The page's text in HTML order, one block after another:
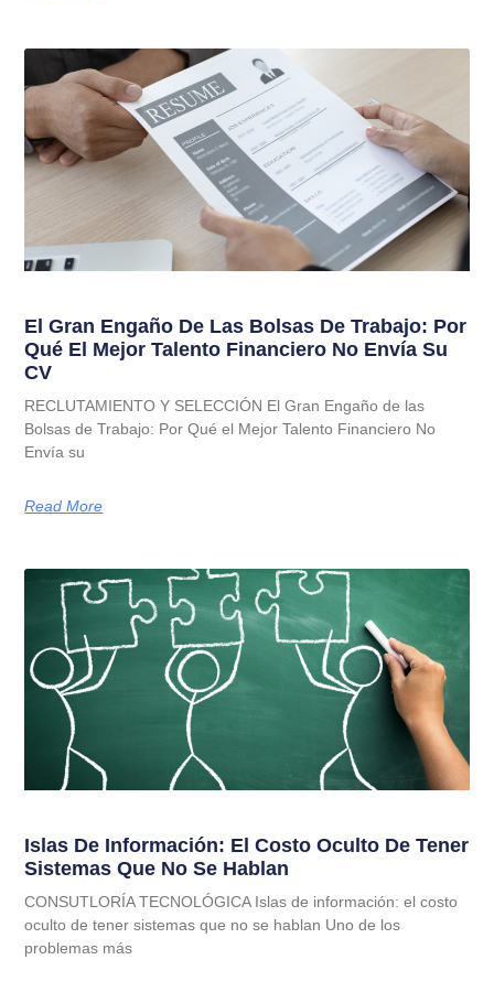
El Gran Engaño De Las Bolsas De Trabajo: Por
Qué El Mejor Talento Financiero No Envía Su
CV
RECLUTAMIENTO Y SELECCIÓN El Gran Engaño de las
Bolsas de Trabajo: Por Qué el Mejor Talento Financiero No
Envía su
Read More
Islas De Información: El Costo Oculto De Tener
Sistemas Que No Se Hablan
CONSUTLORÍA TECNOLÓGICA Islas de información: el costo
oculto de tener sistemas que no se hablan Uno de los
problemas más